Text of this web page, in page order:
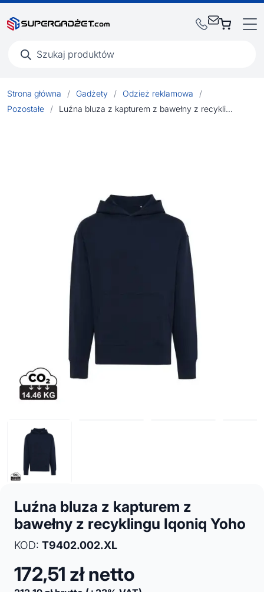
produktów
Strona główna / Gadżety / Odzież reklamowa
/
Pozostałe
/ Luźna bluza z kapturem z bawełny z recyklingu Iqoniq Yoho
Luźna bluza z kapturem z
bawełny z recyklingu Iqoniq Yoho
KOD: T9402.002.XL
172,51 zł netto